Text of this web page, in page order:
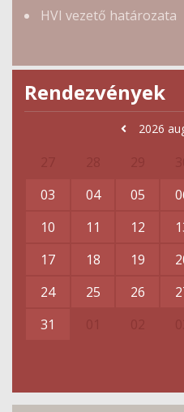
HVI vezető határozata
Rendezvények
2026
03
04 05
10
11 12
17
18 19
24
25 26
31